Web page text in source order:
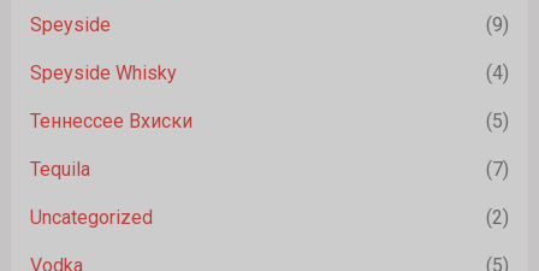
Speyside (9)
Speyside Whisky (4)
Теннессее Вхиски (5)
Tequila (7)
Uncategorized (2)
Vodka (5)